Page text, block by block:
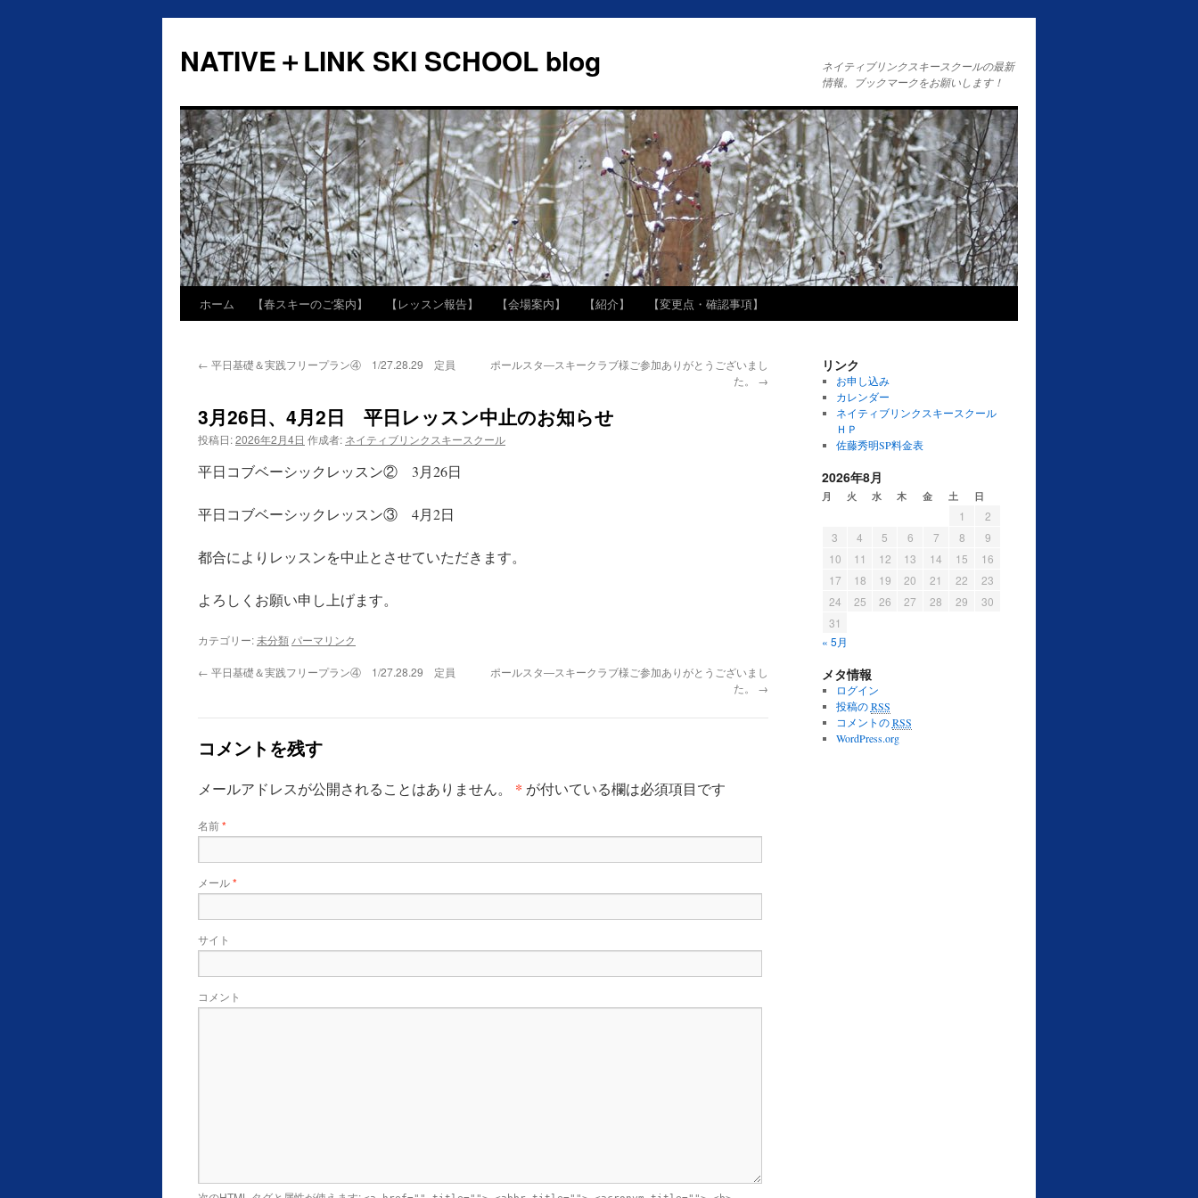
NATIVE＋LINK SKI SCHOOL blog
ネイティブリンクスキースクールの最新
情報。ブックマークをお願いします！
ホーム 【春スキーのご案内】 【レッスン報告】 【会場案内】 【紹介】 【変更点・確認事項】
← 平日基礎＆実践フリープラン④ 1/27.28.29 定員
ポールスタ―スキークラブ様ご参加ありがとうございまし
た。 →
3月26日、4月2日 平日レッスン中止のお知らせ
投稿日:2026年2月4日 作成者: ネイティブリンクスキースクール
平日コブベーシックレッスン② 3月26日
平日コブベーシックレッスン③ 4月2日
都合によりレッスンを中止とさせていただきます。
よろしくお願い申し上げます。
カテゴリー:未分類 パーマリンク
← 平日基礎＆実践フリープラン④ 1/27.28.29 定員
ポールスタ―スキークラブ様ご参加ありがとうございまし
た。 →
コメントを残す
メールアドレスが公開されることはありません。 * が付いている欄は必須項目です
名前*
メール*
サイト
コメント
リンク
お申し込み
カレンダー
ネイティブリンクスキースクール
ＨＰ
佐藤秀明SP料金表
2026年8月
月 火 水 木 金 土 日
« 5月
1
2
3
4 5 6 7 8
9
10
11 12 13 14 15
16
17
18 19 20 21 22
23
24
25 26 27 28 29
30
31
メタ情報
ログイン
投稿のRSS
コメントのRSS
WordPress.org